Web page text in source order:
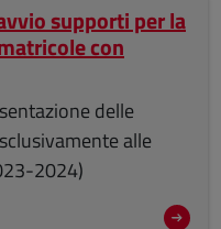
supporti per la
con
delle
alle
2024)